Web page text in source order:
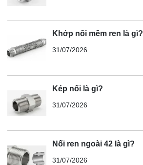
Khớp nối mềm ren là gì?
31/07/2026
Kép nối là gì?
31/07/2026
Nối ren ngoài 42 là gì?
31/07/2026